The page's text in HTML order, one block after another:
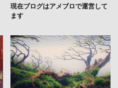
現在ブログはアメブロで運営して
ます